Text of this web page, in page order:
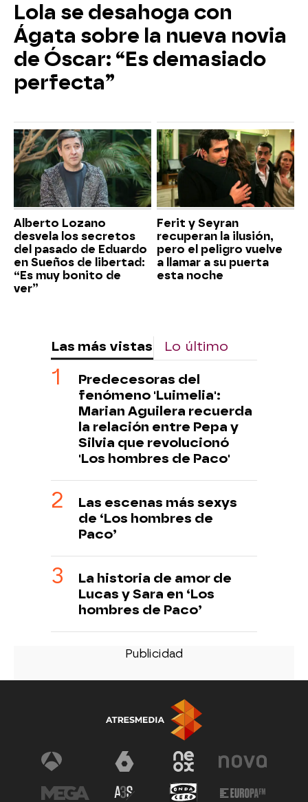
Lola se desahoga con
Ágata sobre la nueva novia
de Óscar: “Es demasiado
perfecta”
Alberto Lozano
desvela los secretos
del pasado de Eduardo
en Sueños de libertad:
“Es muy bonito de
ver”
Ferit y Seyran
recuperan la ilusión,
pero el peligro vuelve
a llamar a su puerta
esta noche
Las más vistas Lo último
Predecesoras del
fenómeno 'Luimelia':
Marian Aguilera recuerda
la relación entre Pepa y
Silvia que revolucionó
'Los hombres de Paco'
Las escenas más sexys
de ‘Los hombres de
Paco’
La historia de amor de
Lucas y Sara en ‘Los
hombres de Paco’